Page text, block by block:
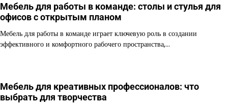
Мебель для работы в команде: столы и стулья для
офисов с открытым планом
Мебель для работы в команде играет ключевую роль в создании
эффективного и комфортного рабочего пространства,…
Мебель для креативных профессионалов: что
выбрать для творчества